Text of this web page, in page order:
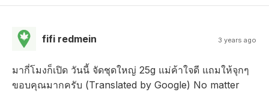
fifi redmein 3 years ago
มากี่โมงก็เปิด วันนี้ จัดชุดใหญ่ 25g แม่ค้าใจดี แถมให้จุกๆ
ขอบคุณมากครับ (Translated by Google) No matter